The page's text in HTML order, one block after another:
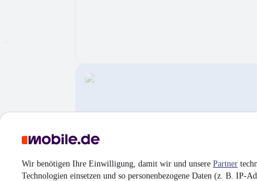
Wir benötigen Ihre Einwilligung, damit wir und unsere Partner
Technologien einsetzen und so personenbezogene Daten (z. B. IP-